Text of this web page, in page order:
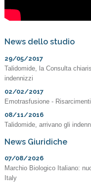
News dello studio
29/05/2017
Talidomide, la Consulta
indennizzi
02/02/2017
Emotrasfusione - Risarcimenti
08/11/2016
Talidomide, arrivano gli
News Giuridiche
07/08/2026
Marchio Biologico Italiano:
Italy